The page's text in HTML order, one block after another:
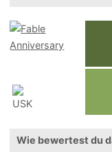
Wie bewertest du